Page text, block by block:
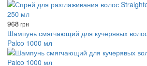
968 грн
Шампунь смягчающий для кучерявых
Palco 1000 мл